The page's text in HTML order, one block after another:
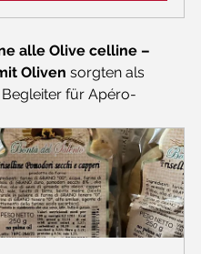
alle Olive celline –
Oliven sorgten als
für Apéro-